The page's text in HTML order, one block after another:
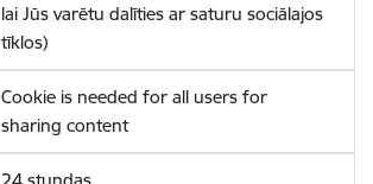
lai Jūs varētu dalīties ar saturu sociālajos
tīklos)
Cookie is needed for all users for
sharing content